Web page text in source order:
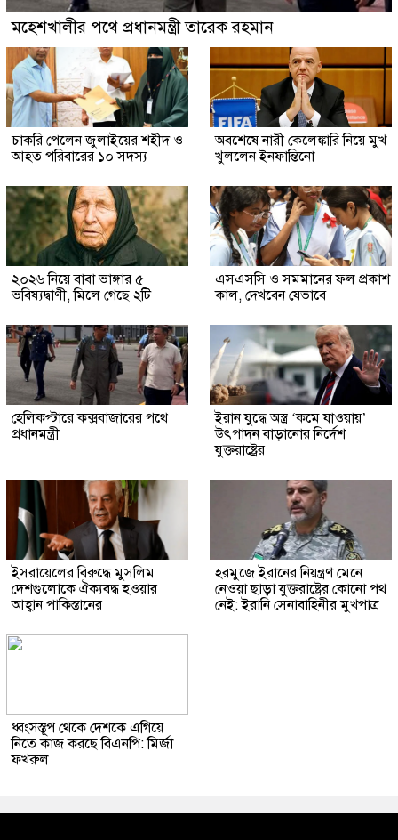
মহেশখালীর পথে প্রধানমন্ত্রী তারেক রহমান
চাকরি পেলেন জুলাইয়ের শহীদ ও
আহত পরিবারের ১০ সদস্য
অবশেষে নারী কেলেঙ্কারি নিয়ে মুখ
খুললেন ইনফান্তিনো
২০২৬ নিয়ে বাবা ভাঙ্গার ৫
ভবিষ্যদ্বাণী, মিলে গেছে ২টি
এসএসসি ও সমমানের ফল প্রকাশ
কাল, দেখবেন যেভাবে
হেলিকপ্টারে কক্সবাজারের পথে
প্রধানমন্ত্রী
ইরান যুদ্ধে অস্ত্র ‘কমে যাওয়ায়’
উৎপাদন বাড়ানোর নির্দেশ
যুক্তরাষ্ট্রের
ইসরায়েলের বিরুদ্ধে মুসলিম
দেশগুলোকে ঐক্যবদ্ধ হওয়ার
আহ্বান পাকিস্তানের
হরমুজে ইরানের নিয়ন্ত্রণ মেনে
নেওয়া ছাড়া যুক্তরাষ্ট্রের কোনো পথ
নেই: ইরানি সেনাবাহিনীর মুখপাত্র
ধ্বংসস্তূপ থেকে দেশকে এগিয়ে
নিতে কাজ করছে বিএনপি: মির্জা
ফখরুল